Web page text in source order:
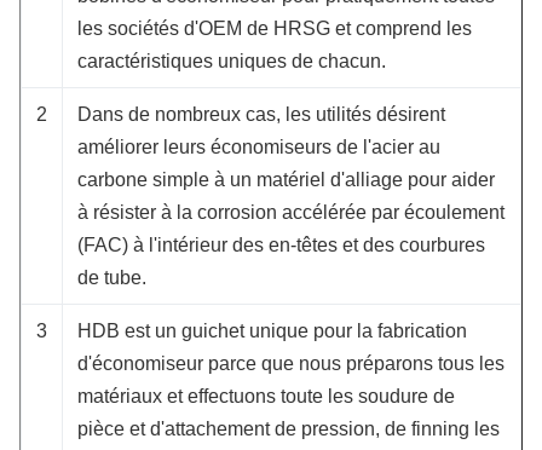
les sociétés d'OEM de HRSG et comprend les
caractéristiques uniques de chacun.
2
Dans de nombreux cas, les utilités désirent
améliorer leurs économiseurs de l'acier au
carbone simple à un matériel d'alliage pour aider
à résister à la corrosion accélérée par écoulement
(FAC) à l'intérieur des en-têtes et des courbures
de tube.
3
HDB est un guichet unique pour la fabrication
d'économiseur parce que nous préparons tous les
matériaux et effectuons toute les soudure de
pièce et d'attachement de pression, de finning les